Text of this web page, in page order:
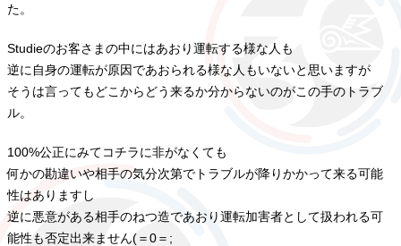
た。
Studieのお客さまの中にはあおり運転する様な人も
逆に自身の運転が原因であおられる様な人もいないと思いますが
そうは言ってもどこからどう来るか分からないのがこの手のトラブ
ル。
100%公正にみてコチラに非がなくても
何かの勘違いや相手の気分次第でトラブルが降りかかって来る可能
性はありますし
逆に悪意がある相手のねつ造であおり運転加害者として扱われる可
能性も否定出来ません(＝0＝;